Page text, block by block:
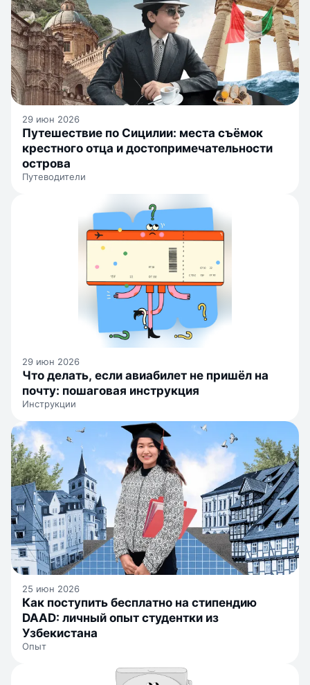
29 июн 2026
Путешествие по Сицилии: места съёмок
крестного отца и достопримечательности
острова
Путеводители
29 июн 2026
Что делать, если авиабилет не пришёл на
почту: пошаговая инструкция
Инструкции
25 июн 2026
Как поступить бесплатно на стипендию
DAAD: личный опыт студентки из
Узбекистана
Опыт